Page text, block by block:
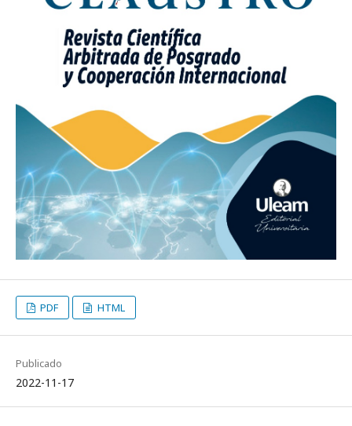
PDF HTML
Publicado
2022-11-17